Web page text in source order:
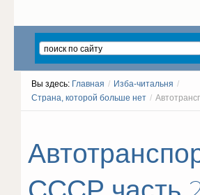
Вы здесь: Главная / Изба-читальня /
Страна, которой больше нет /